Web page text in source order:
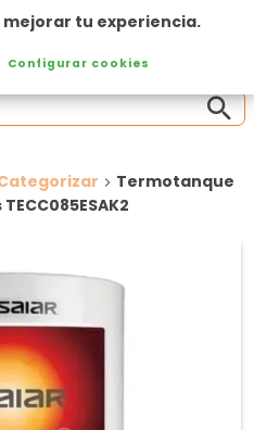
Termotanque
mejorar tu experiencia.
Configurar cookies